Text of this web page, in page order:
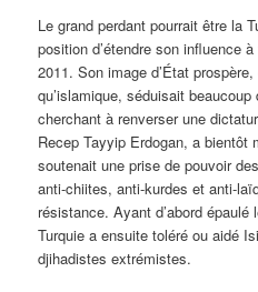
Le grand perdant pourrait être la
position d’étendre son influence
2011. Son image d’État
qu’islamique, séduisait
cherchant à renverser une
Recep Tayyip Erdogan, a bientôt
soutenait une prise de pouvoir
anti-chiites, anti-kurdes et anti-
résistance. Ayant d’abord
Turquie a ensuite toléré ou aidé
djihadistes extrémistes.